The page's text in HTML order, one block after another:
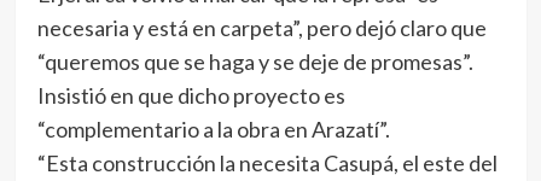
necesaria y está en carpeta”, pero dejó claro que
“queremos que se haga y se deje de promesas”.
Insistió en que dicho proyecto es
“complementario a la obra en Arazatí”.
“Esta construcción la necesita Casupá, el este del